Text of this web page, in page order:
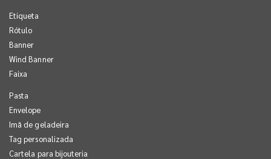
Etiqueta
Rótulo
Banner
Wind Banner
Faixa
Pasta
Envelope
Imã de geladeira
Tag personalizada
Cartela para bijouteria